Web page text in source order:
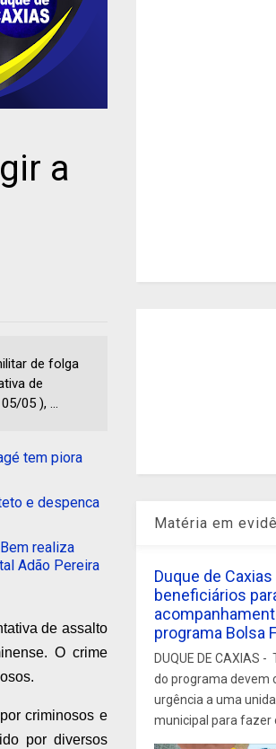
a
de folga
de
05 ), ...
tem piora
e despenca
realiza
Adão Pereira
de assalto
O crime
criminosos e
por diversos
Matéria em
Duque de
beneficiários
programa Bolsa
DUQUE DE CAXIAS
do programa devem
urgência a uma
municipal para fazer